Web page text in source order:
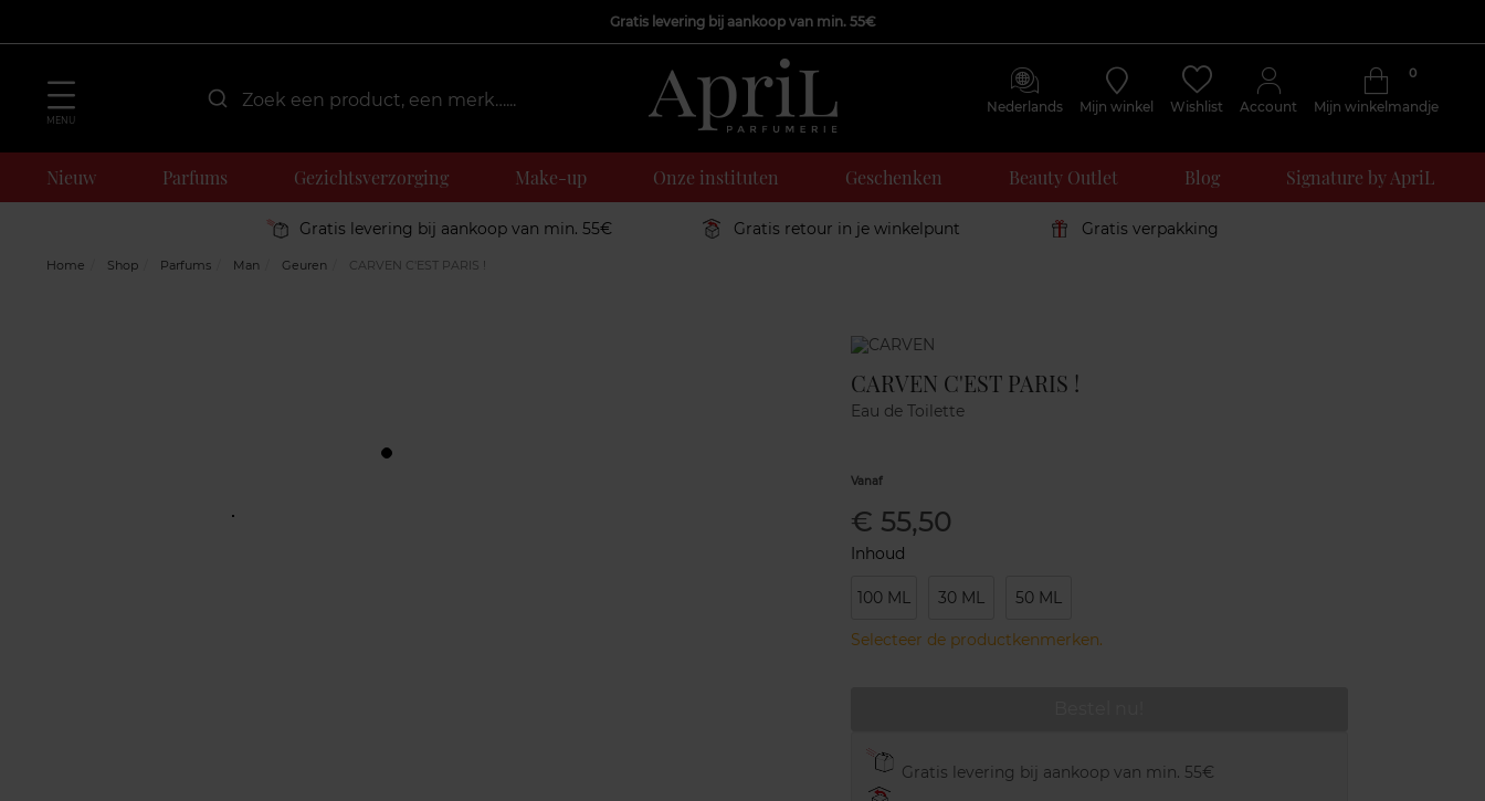
Gratis levering bij aankoop van min. 55€
MENU
Nederlands Mijn winkel Wishlist Account Mijn winkelmandje
0
Nieuw Parfums Gezichtsverzorging Make-up Onze instituten Geschenken Beauty Outlet Blog Signature by ApriL
Gratis levering bij aankoop van min. 55€ Gratis retour in je winkelpunt Gratis verpakking
Home Shop Parfums Man Geuren CARVEN C'EST PARIS !
Marque
CARVEN C'EST PARIS !
Eau de Toilette
Vanaf
€ 55,50
Inhoud
100 ML 30 ML 50 ML
Selecteer de productkenmerken.
Gratis levering bij aankoop van min. 55€